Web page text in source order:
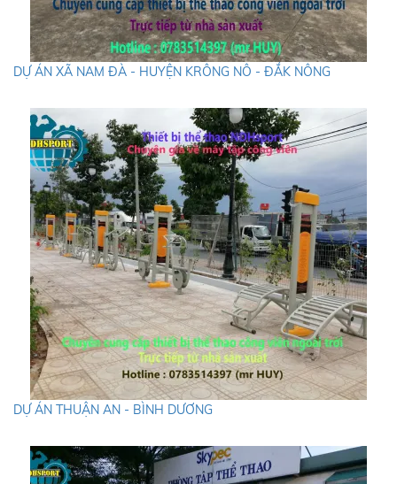
DỰ ÁN XÃ NAM ĐÀ - HUYỆN KRÔNG NÔ - ĐẮK NÔNG
DỰ ÁN THUẬN AN - BÌNH DƯƠNG